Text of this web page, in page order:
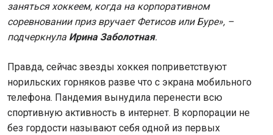
заняться хоккеем, когда на корпоративном
соревновании приз вручает Фетисов или Буре», –
подчеркнула Ирина Заболотная.
Правда, сейчас звезды хоккея поприветствуют
норильских горняков разве что с экрана мобильного
телефона. Пандемия вынудила перенести всю
спортивную активность в интернет. В корпорации не
без гордости называют себя одной из первых